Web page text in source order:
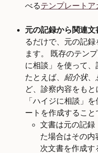
べるテンプレートア
元の記録から関連文
るだけで、元の記
ます。 既存のテン
に相談」を使って、
たとえば、 紹介状、
ど、診察内容をもと
「ハイジに相談」
ートを作成すること
文書は元の記録
た場合はその内
次文書を作成す